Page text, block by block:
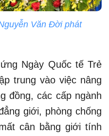
Văn Đời phát
Ngày Quốc tế Trẻ
trung vào việc nâng
đồng, các cấp ngành
giới, phòng chống
cân bằng giới tính